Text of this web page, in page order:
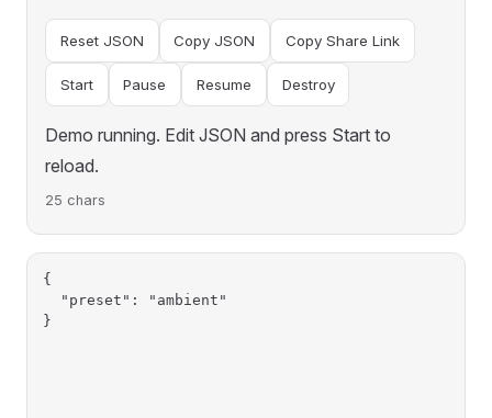
Reset JSON Copy JSON Copy Share Link
Start Pause Resume Destroy
Demo running. Edit JSON and press Start to
reload.
25 chars